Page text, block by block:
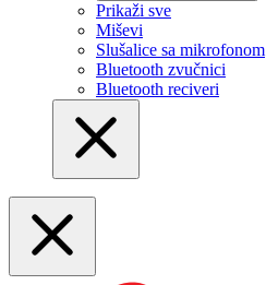
Prikaži svе
Miševi
Slušalice sa mikrofonom
Bluetooth zvučnici
Bluetooth reciveri